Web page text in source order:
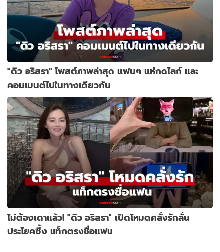
"ดิว อริสรา" โพสต์ภาพล่าสุด แฟนๆ แห่กดไลก์ และ
คอมเมนต์ไปในทางเดียวกัน
ไม่ต้องเดาแล้ว! "ดิว อริสรา" เปิดโหมดคลั่งรักลั่น
ประโยคซึ้ง แท็กตรงชื่อแฟน